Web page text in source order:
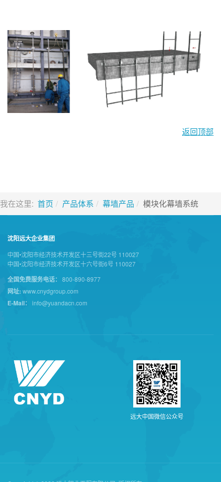
返回顶部
我在这里: 首页 产品体系 幕墙产品 模块化幕墙系统
沈阳远大企业集团
中国•沈阳市经济技术开发区十三号街22号 110027
中国•沈阳市经济技术开发区十六号街6号 110027
全国免费服务电话： 800-890-8977
网址: www.cnydgroup.com
E-Mail： info@yuandacn.com
远大中 国微信公众号